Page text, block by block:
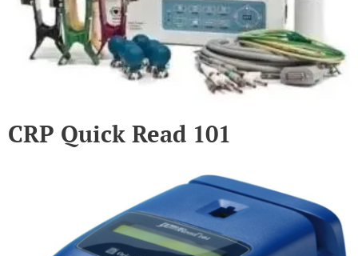
CRP Quick Read 101